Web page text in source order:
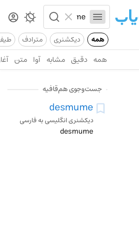
همه دیکشنری مترادف
همه دقیق مشابه آوا متن
جست‌وجوی هم‌قافیه
desmume
دیکشنری انگلیسی به فارسی
desmume